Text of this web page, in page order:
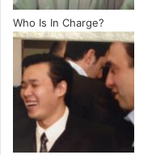
Who Is In Charge?